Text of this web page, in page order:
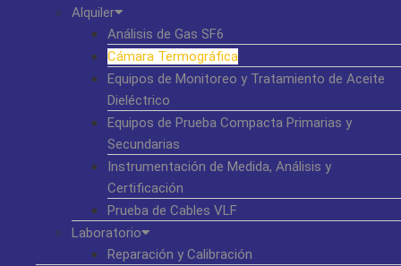
Alquiler
Análisis de Gas SF6
Cámara Termográfica
Equipos de Monitoreo y Tratamiento de Aceite
Dieléctrico
Equipos de Prueba Compacta Primarias y
Secundarias
Instrumentación de Medida, Análisis y
Certificación
Prueba de Cables VLF
Laboratorio
Reparación y Calibración